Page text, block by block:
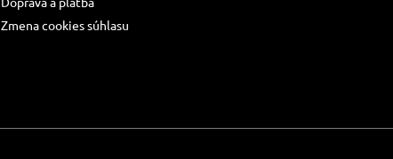
Zmena cookies súhlasu